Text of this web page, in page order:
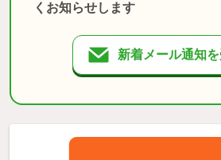
くお知らせします
新着メール通知